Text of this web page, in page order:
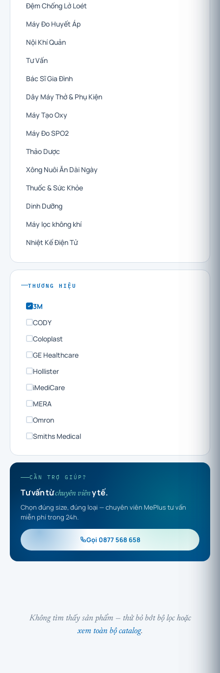
Đệm Chống Lở Loét
Máy Đo Huyết Áp
Nội Khí Quản
Tư Vấn
Bác Sĩ Gia Đình
Dây Máy Thở & Phụ Kiện
Máy Tạo Oxy
Máy Đo SPO2
Thảo Dược
Xông Nuôi Ăn Dài Ngày
Thuốc & Sức Khỏe
Dinh Dưỡng
Máy lọc không khí
Nhiệt Kế Điện Tử
THƯƠNG HIỆU
3M
CODY
Coloplast
GE Healthcare
Hollister
iMediCare
MERA
Omron
Smiths Medical
CẦN TRỢ GIÚP?
Tư vấn từchuyên viêny tế.
Chọn đúng size, đúng loại — chuyên viên MePlus tư vấn
miễn phí trong 24h.
Gọi 0877 568 658
Không tìm thấy sản phẩm — thử bỏ bớt bộ lọc hoặc
xem toàn bộ catalog.